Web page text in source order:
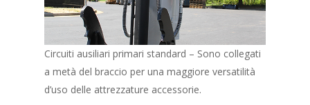
Circuiti ausiliari primari standard – Sono collegati
a metà del braccio per una maggiore versatilità
d’uso delle attrezzature accessorie.